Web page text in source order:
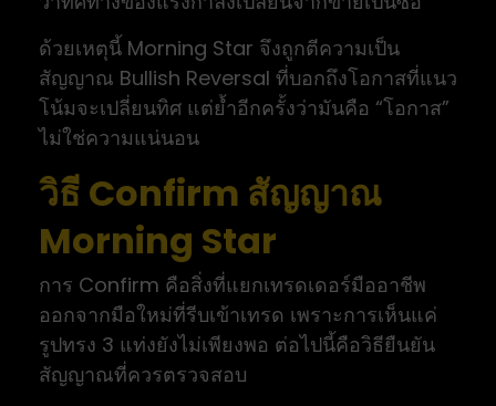
ด้วยเหตุนี้ Morning Star จึงถูกตีความเป็น
สัญญาณ Bullish Reversal ที่บอกถึงโอกาสที่แนว
โน้มจะเปลี่ยนทิศ แต่ย้ำอีกครั้งว่ามันคือ “โอกาส”
ไม่ใช่ความแน่นอน
วิธี Confirm สัญญาณ
Morning Star
การ Confirm คือสิ่งที่แยกเทรดเดอร์มืออาชีพ
ออกจากมือใหม่ที่รีบเข้าเทรด เพราะการเห็นแค่
รูปทรง 3 แท่งยังไม่เพียงพอ ต่อไปนี้คือวิธียืนยัน
สัญญาณที่ควรตรวจสอบ